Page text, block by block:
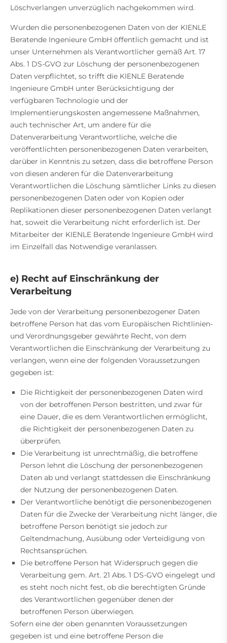
Löschverlangen unverzüglich nachgekommen wird.
Wurden die personenbezogenen Daten von der KIENLE
Beratende Ingenieure GmbH öffentlich gemacht und ist
unser Unternehmen als Verantwortlicher gemäß Art. 17
Abs. 1 DS-GVO zur Löschung der personenbezogenen
Daten verpflichtet, so trifft die KIENLE Beratende
Ingenieure GmbH unter Berücksichtigung der
verfügbaren Technologie und der
Implementierungskosten angemessene Maßnahmen,
auch technischer Art, um andere für die
Datenverarbeitung Verantwortliche, welche die
veröffentlichten personenbezogenen Daten verarbeiten,
darüber in Kenntnis zu setzen, dass die betroffene Person
von diesen anderen für die Datenverarbeitung
Verantwortlichen die Löschung sämtlicher Links zu diesen
personenbezogenen Daten oder von Kopien oder
Replikationen dieser personenbezogenen Daten verlangt
hat, soweit die Verarbeitung nicht erforderlich ist. Der
Mitarbeiter der KIENLE Beratende Ingenieure GmbH wird
im Einzelfall das Notwendige veranlassen.
e) Recht auf Einschränkung der
Verarbeitung
Jede von der Verarbeitung personenbezogener Daten
betroffene Person hat das vom Europäischen Richtlinien-
und Verordnungsgeber gewährte Recht, von dem
Verantwortlichen die Einschränkung der Verarbeitung zu
verlangen, wenn eine der folgenden Voraussetzungen
gegeben ist:
Die Richtigkeit der personenbezogenen Daten wird
von der betroffenen Person bestritten, und zwar für
eine Dauer, die es dem Verantwortlichen ermöglicht,
die Richtigkeit der personenbezogenen Daten zu
überprüfen.
Die Verarbeitung ist unrechtmäßig, die betroffene
Person lehnt die Löschung der personenbezogenen
Daten ab und verlangt stattdessen die Einschränkung
der Nutzung der personenbezogenen Daten.
Der Verantwortliche benötigt die personenbezogenen
Daten für die Zwecke der Verarbeitung nicht länger, die
betroffene Person benötigt sie jedoch zur
Geltendmachung, Ausübung oder Verteidigung von
Rechtsansprüchen.
Die betroffene Person hat Widerspruch gegen die
Verarbeitung gem. Art. 21 Abs. 1 DS-GVO eingelegt und
es steht noch nicht fest, ob die berechtigten Gründe
des Verantwortlichen gegenüber denen der
betroffenen Person überwiegen.
Sofern eine der oben genannten Voraussetzungen
gegeben ist und eine betroffene Person die